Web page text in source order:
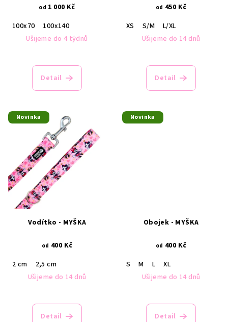
od 1 000 Kč
100x70
100x140
Ušijeme do 4 týdnů
Detail
od 450 Kč
XS
S/M
L/XL
Ušijeme do 14 dnů
Detail
Novinka
Vodítko - MYŠKA
od 400 Kč
2 cm
2,5 cm
Ušijeme do 14 dnů
Detail
Novinka
Obojek - MYŠKA
od 400 Kč
S
M L
XL
Ušijeme do 14 dnů
Detail